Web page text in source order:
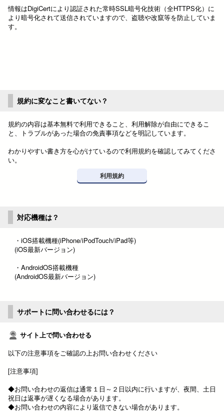
情報はDigiCertにより認証された常時SSL暗号化技術（全HTTPS化）に
より暗号化されて送信されていますので、盗聴や改竄等を防止していま
す。
規約に変なこと書いてない？
規約の内容は基本無料で利用できること、利用解除が自由にできるこ
と、トラブルがあった場合の免責事項などを明記しています。
わかりやすい書き方を心がけているので利用規約を確認してみてくださ
い。
利用規約
対応機種は？
・iOS搭載機種(iPhone/iPodTouch/iPad等)
(iOS最新バージョン)
・AndroidOS搭載機種
(AndroidOS最新バージョン)
サポートに問い合わせるには？
サイト上で問い合わせる
以下の注意事項をご確認の上お問い合わせください
[注意事項]
◆お問い合わせの返信は通常１日～２日以内に行いますが、夜間、土日
祝日は返事が遅くなる場合があります。
◆お問い合わせの内容により返信できない場合があります。